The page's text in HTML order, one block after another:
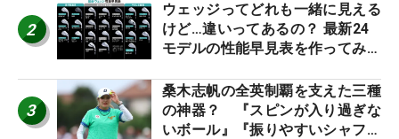
2
ウェッジってどれも一緒に見える
けど…違いってあるの？ 最新24
モデルの性能早見表を作ってみ
3
桑木志帆の全英制覇を支えた三種
の神器？ 『スピンが入り過ぎな
いボール』『振りやすいシャフ